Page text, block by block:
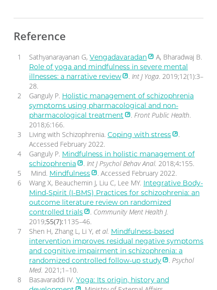
Reference
Sathyanarayanan G, Vengadavaradan A, Bharadwaj B.
Role of yoga and mindfulness in severe mental
illnesses: a narrative review
. Int J Yoga. 2019;12(1):3–
28.
Ganguly P. Holistic management of schizophrenia
symptoms using pharmacological and non-
pharmacological treatment
. Front Public Health.
2018;6:166.
Living with Schizophrenia. Coping with stress
.
Accessed February 2022.
Ganguly P. Mindfulness in holistic management of
schizophrenia
. Int J Psychol Behav Anal. 2018;4:155.
Mind. Mindfulness
. Accessed February 2022.
Wang X, Beauchemin J, Liu C, Lee MY. Integrative Body-
Mind-Spirit (I-BMS) Practices for schizophrenia: an
outcome literature review on randomized
controlled trials
. Community Ment Health J.
2019;55(7):1135–46.
Shen H, Zhang L, Li Y, et al. Mindfulness-based
intervention improves residual negative symptoms
and cognitive impairment in schizophrenia: a
randomized controlled follow-up study
. Psychol
Med. 2021;1–10.
Basavaraddi IV. Yoga: Its origin, history and